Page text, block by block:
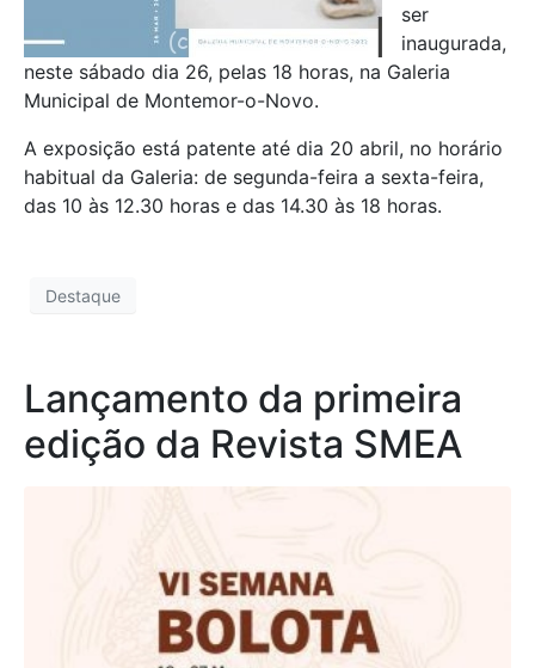
ser
inaugurada,
neste sábado dia 26, pelas 18 horas, na Galeria
Municipal de Montemor-o-Novo.
A exposição está patente até dia 20 abril, no horário
habitual da Galeria: de segunda-feira a sexta-feira,
das 10 às 12.30 horas e das 14.30 às 18 horas.
Destaque
Lançamento da primeira
edição da Revista SMEA